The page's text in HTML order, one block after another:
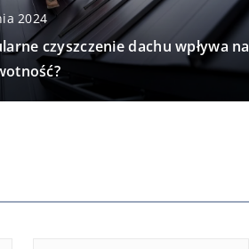
2024
czyszczenie dachu wpływa na